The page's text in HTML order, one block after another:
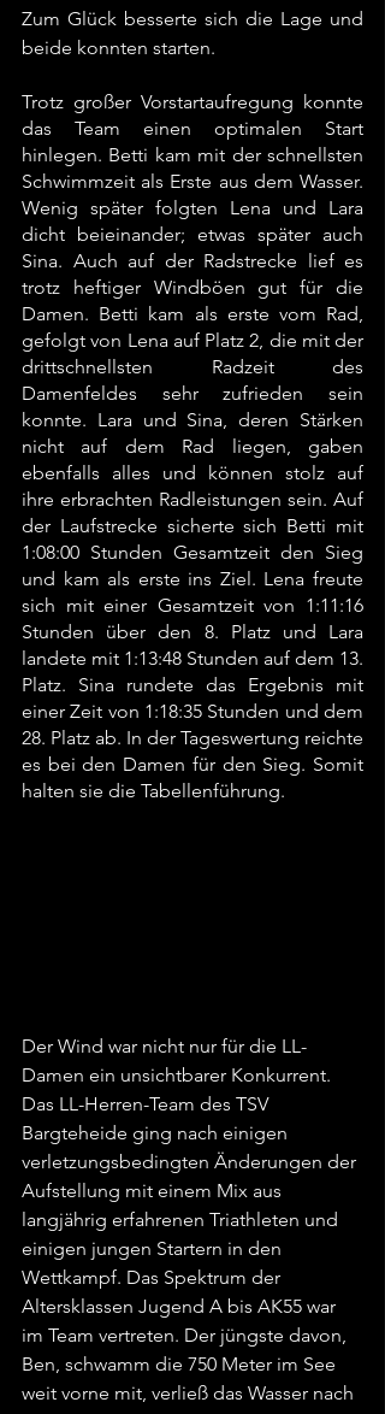
Zum Glück besserte sich die Lage und
beide konnten starten.
Trotz großer Vorstartaufregung konnte
das Team einen optimalen Start
hinlegen. Betti kam mit der schnellsten
Schwimmzeit als Erste aus dem Wasser.
Wenig später folgten Lena und Lara
dicht beieinander; etwas später auch
Sina. Auch auf der Radstrecke lief es
trotz heftiger Windböen gut für die
Damen. Betti kam als erste vom Rad,
gefolgt von Lena auf Platz 2, die mit der
drittschnellsten Radzeit des
Damenfeldes sehr zufrieden sein
konnte. Lara und Sina, deren Stärken
nicht auf dem Rad liegen, gaben
ebenfalls alles und können stolz auf
ihre erbrachten Radleistungen sein. Auf
der Laufstrecke sicherte sich Betti mit
1:08:00 Stunden Gesamtzeit den Sieg
und kam als erste ins Ziel. Lena freute
sich mit einer Gesamtzeit von 1:11:16
Stunden über den 8. Platz und Lara
landete mit 1:13:48 Stunden auf dem 13.
Platz. Sina rundete das Ergebnis mit
einer Zeit von 1:18:35 Stunden und dem
28. Platz ab. In der Tageswertung reichte
es bei den Damen für den Sieg. Somit
halten sie die Tabellenführung.
Der Wind war nicht nur für die LL-
Damen ein unsichtbarer Konkurrent.
Das LL-Herren-Team des TSV
Bargteheide ging nach einigen
verletzungsbedingten Änderungen der
Aufstellung mit einem Mix aus
langjährig erfahrenen Triathleten und
einigen jungen Startern in den
Wettkampf. Das Spektrum der
Altersklassen Jugend A bis AK55 war
im Team vertreten. Der jüngste davon,
Ben, schwamm die 750 Meter im See
weit vorne mit, verließ das Wasser nach